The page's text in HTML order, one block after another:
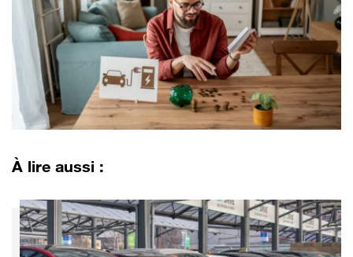
À lire aussi :